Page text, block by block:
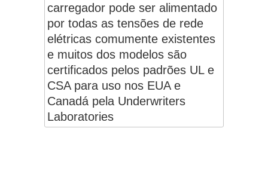
carregador pode ser alimentado
por todas as tensões de rede
elétricas comumente existentes
e muitos dos modelos são
certificados pelos padrões UL e
CSA para uso nos EUA e
Canadá pela Underwriters
Laboratories